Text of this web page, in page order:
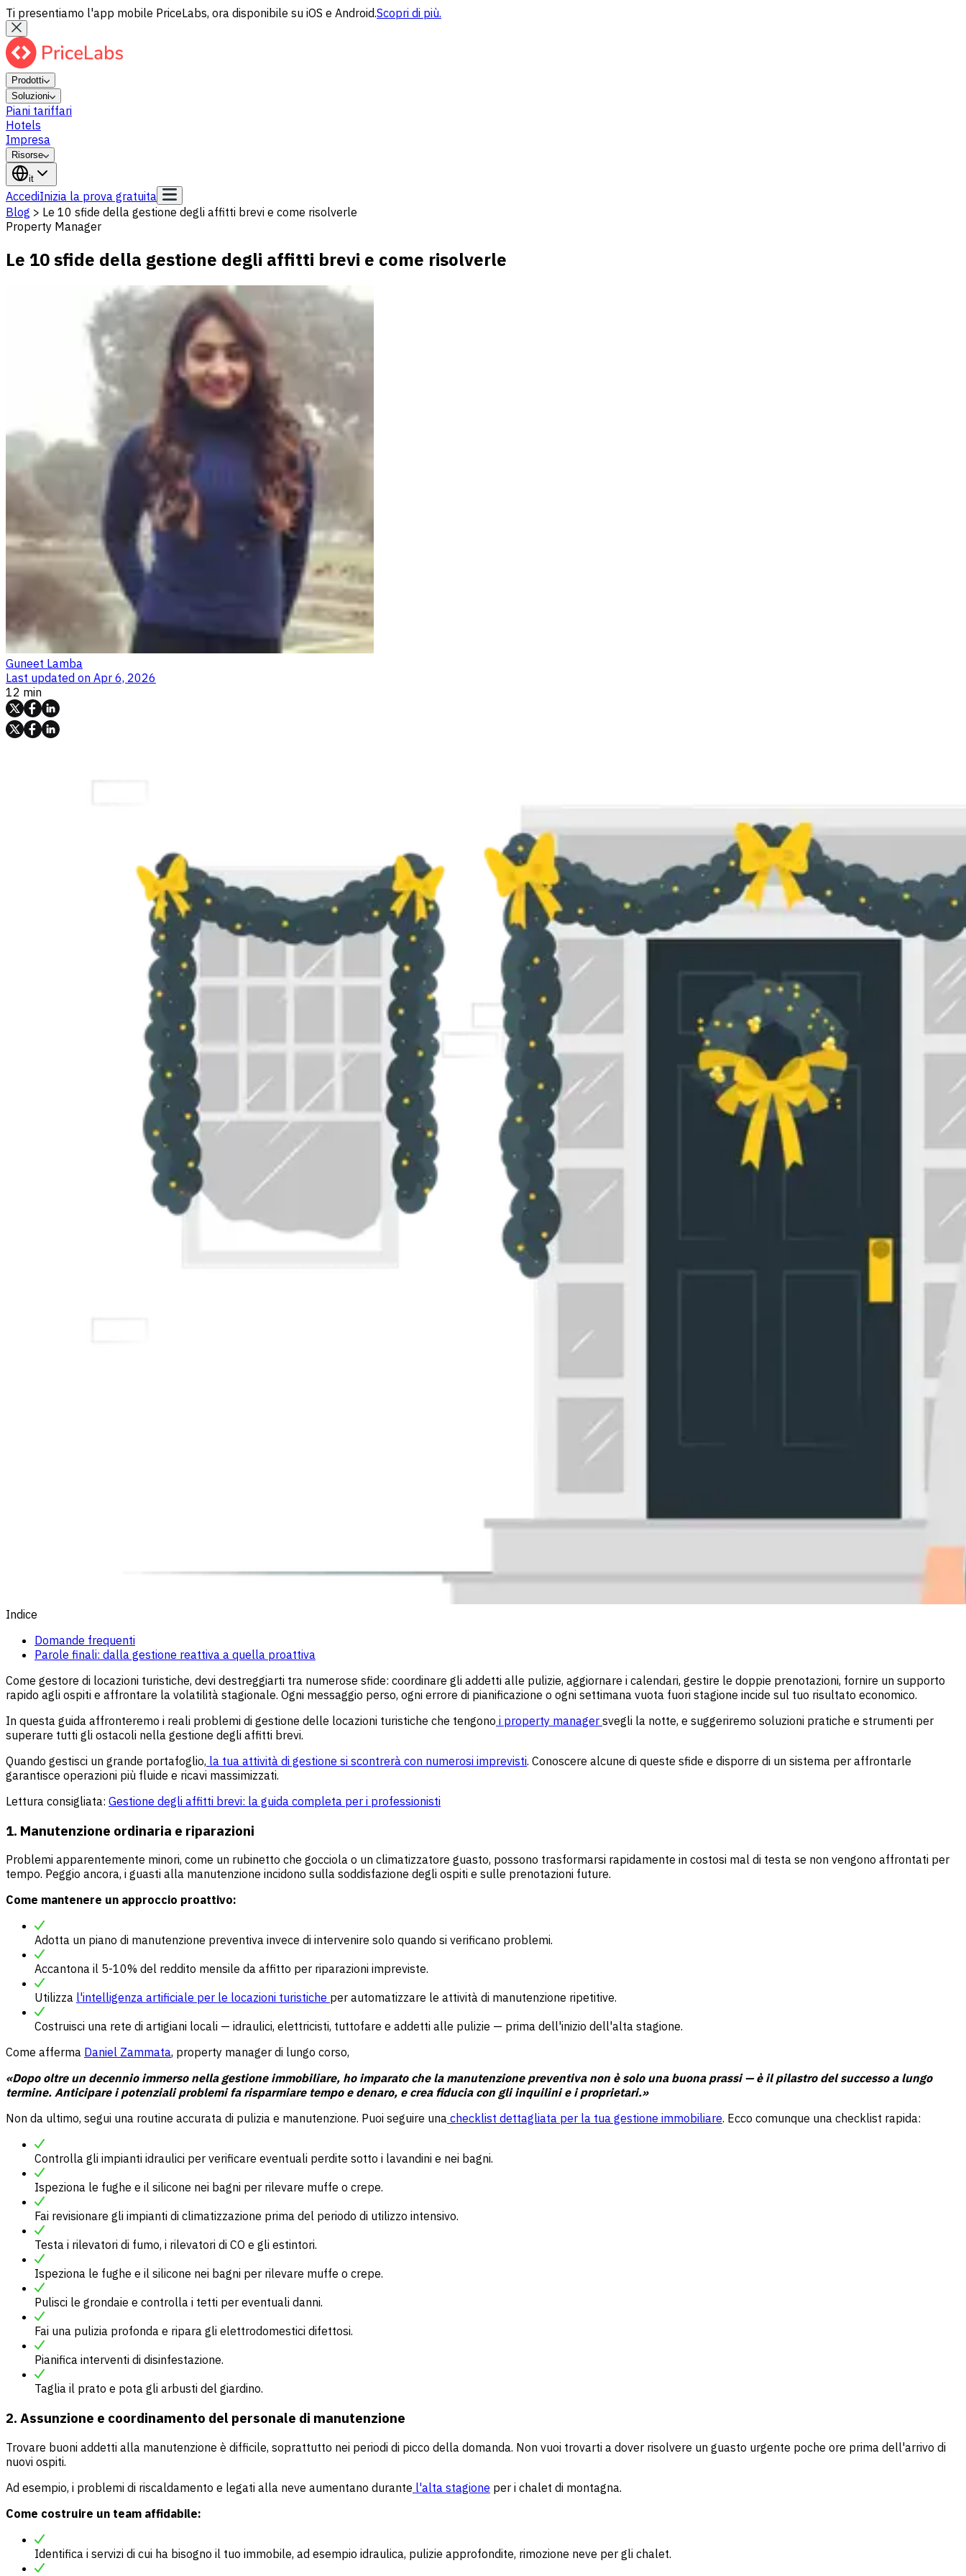
Ti presentiamo l'app mobile PriceLabs, ora disponibile su iOS e Android.Scopri di più.
Prodotti
Soluzioni
Piani tariffari
Hotels
Impresa
Risorse
it
AccediInizia la prova gratuita
Blog > Le 10 sfide della gestione degli affitti brevi e come risolverle
Property Manager
Le 10 sfide della gestione degli affitti brevi e come risolverle
Guneet Lamba
Last updated on Apr 6, 2026
12 min
Indice
Domande frequenti
Parole finali: dalla gestione reattiva a quella proattiva
Come gestore di locazioni turistiche, devi destreggiarti tra numerose sfide: coordinare gli addetti alle pulizie, aggiornare i calendari, gestire le doppie prenotazioni, fornire un supporto
rapido agli ospiti e affrontare la volatilità stagionale. Ogni messaggio perso, ogni errore di pianificazione o ogni settimana vuota fuori stagione incide sul tuo risultato economico.
In questa guida affronteremo i reali problemi di gestione delle locazioni turistiche che tengono i property manager svegli la notte, e suggeriremo soluzioni pratiche e strumenti per
superare tutti gli ostacoli nella gestione degli affitti brevi.
Quando gestisci un grande portafoglio, la tua attività di gestione si scontrerà con numerosi imprevisti. Conoscere alcune di queste sfide e disporre di un sistema per affrontarle
garantisce operazioni più fluide e ricavi massimizzati.
Lettura consigliata: Gestione degli affitti brevi: la guida completa per i professionisti
1. Manutenzione ordinaria e riparazioni
Problemi apparentemente minori, come un rubinetto che gocciola o un climatizzatore guasto, possono trasformarsi rapidamente in costosi mal di testa se non vengono affrontati per
tempo. Peggio ancora, i guasti alla manutenzione incidono sulla soddisfazione degli ospiti e sulle prenotazioni future.
Come mantenere un approccio proattivo:
Adotta un piano di manutenzione preventiva invece di intervenire solo quando si verificano problemi.
Accantona il 5-10% del reddito mensile da affitto per riparazioni impreviste.
Utilizza l'intelligenza artificiale per le locazioni turistiche per automatizzare le attività di manutenzione ripetitive.
Costruisci una rete di artigiani locali — idraulici, elettricisti, tuttofare e addetti alle pulizie — prima dell'inizio dell'alta stagione.
Come afferma Daniel Zammata, property manager di lungo corso,
«Dopo oltre un decennio immerso nella gestione immobiliare, ho imparato che la manutenzione preventiva non è solo una buona prassi — è il pilastro del successo a lungo
termine. Anticipare i potenziali problemi fa risparmiare tempo e denaro, e crea fiducia con gli inquilini e i proprietari.»
Non da ultimo, segui una routine accurata di pulizia e manutenzione. Puoi seguire una checklist dettagliata per la tua gestione immobiliare. Ecco comunque una checklist rapida:
Controlla gli impianti idraulici per verificare eventuali perdite sotto i lavandini e nei bagni.
Ispeziona le fughe e il silicone nei bagni per rilevare muffe o crepe.
Fai revisionare gli impianti di climatizzazione prima del periodo di utilizzo intensivo.
Testa i rilevatori di fumo, i rilevatori di CO e gli estintori.
Ispeziona le fughe e il silicone nei bagni per rilevare muffe o crepe.
Pulisci le grondaie e controlla i tetti per eventuali danni.
Fai una pulizia profonda e ripara gli elettrodomestici difettosi.
Pianifica interventi di disinfestazione.
Taglia il prato e pota gli arbusti del giardino.
2. Assunzione e coordinamento del personale di manutenzione
Trovare buoni addetti alla manutenzione è difficile, soprattutto nei periodi di picco della domanda. Non vuoi trovarti a dover risolvere un guasto urgente poche ore prima dell'arrivo di
nuovi ospiti.
Ad esempio, i problemi di riscaldamento e legati alla neve aumentano durante l'alta stagione per i chalet di montagna.
Come costruire un team affidabile:
Identifica i servizi di cui ha bisogno il tuo immobile, ad esempio idraulica, pulizie approfondite, rimozione neve per gli chalet.